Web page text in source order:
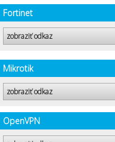
Fortinet
zobraziť odkaz
Mikrotik
zobraziť odkaz
OpenVPN